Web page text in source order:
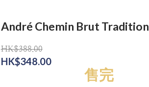
André Chemin Brut Tradition
HK$388.00
HK$348.00
售完